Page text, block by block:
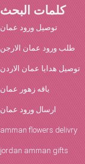
كلمات البحث
توصيل ورود عمان
طلب ورود عمان الارجن
توصيل هدايا عمان الاردن
باقه زهور عمان
ارسال ورود عمان
amman flowers delivry
jordan amman gifts